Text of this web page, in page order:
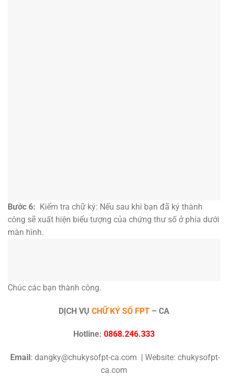
Bước 6: Kiểm tra chữ ký: Nếu sau khi bạn đã ký thành
công sẽ xuất hiện biểu tượng của chứng thư số ở phía dưới
màn hình.
Chúc các bạn thành công.
DỊCH VỤ CHỮ KÝ SỐ FPT – CA
Hotline: 0868.246.333
Email: dangky@chukysofpt-ca.com | Website: chukysofpt-
ca.com